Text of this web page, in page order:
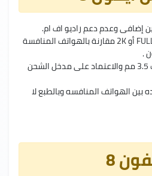
إضافى وعدم دعم راديو اف ام.
الهاتف ليست بجودة FULL HD أو 2K مقارنة بالهواتف المنافسة
.
عدم وجود مدخل سماعات 3.5 مم والاعتماد على مدخل الشحن
بين الهواتف المنافسه وبالطبع لا
8